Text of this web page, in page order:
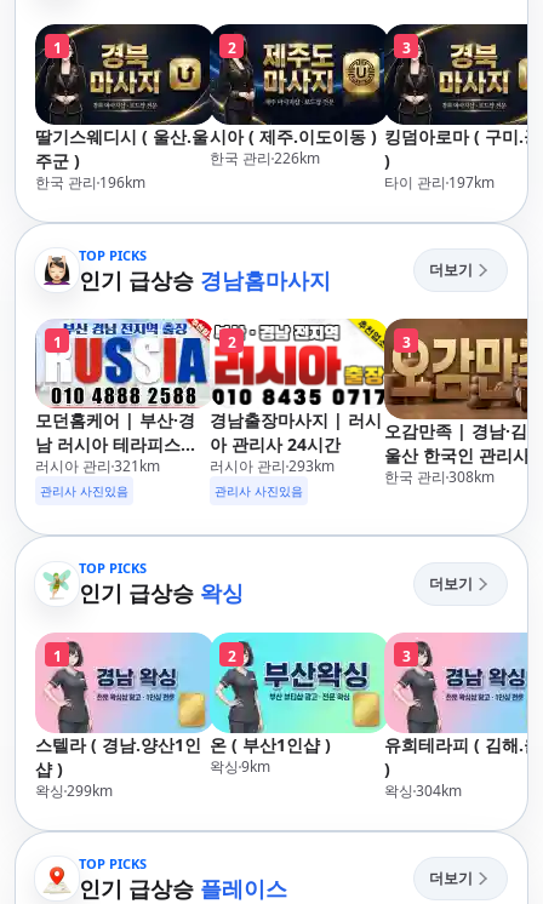
1
딸기스웨디시 ( 울산.울
주군 )
한국 관리 196km
2
시아 ( 제주.이도이동 )
한국 관리 226km
3
킹덤아로마 ( 구미.
)
타이 관리 197km
TOP PICKS
인기 급상승 경남홈마사지 더보기
1
모던홈케어 | 부산·경
남 러시아 테라피스트
방문 마사지
러시아 관리 321km
관리사 사진있음
2
경남출장마사지 | 러시
아 관리사 24시간
러시아 관리 293km
관리사 사진있음
3
오감만족 | 경남·김
울산 한국인 관리사
장마사지
한국 관리 308km
TOP PICKS
인기 급상승 왁싱 더보기
1
스텔라 ( 경남.양산1인
샵 )
왁싱299km
2
온 ( 부산1인샵 )
왁싱9km
3
유희테라피 ( 김해.
)
왁싱304km
TOP PICKS
인기 급상승 플레이스 더보기